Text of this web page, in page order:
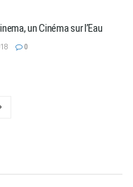
un Cinéma sur l’Eau
0